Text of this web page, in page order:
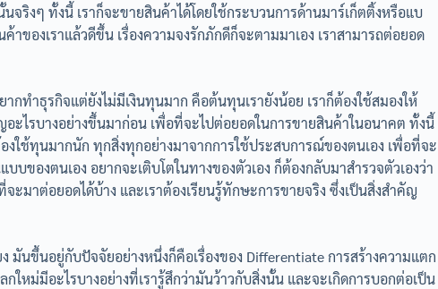
ริงๆ ทั้งนี้ เราก็จะขายสินค้าได้โดยใช้กระบวนการด้านมาร์เก็ตติ้งหรือแบ
าของเราแล้วดีขึ้น เรื่องความจงรักภักดีก็จะตามมาเอง เราสามารถต่อยอด
ทำธุรกิจแต่ยังไม่มีเงินทุนมาก คือต้นทุนเรายังน้อย เราก็ต้องใช้สมองให้
อะไรบางอย่างขึ้นมาก่อน เพื่อที่จะไปต่อยอดในการขายสินค้าในอนาคต ทั้งนี้
ใช้ทุนมากนัก ทุกสิ่งทุกอย่างมาจากการใช้ประสบการณ์ของตนเอง เพื่อที่จะ
บของตนเอง อยากจะเติบโตในทางของตัวเอง ก็ต้องกลับมาสำรวจตัวเองว่า
ะมาต่อยอดได้บ้าง และเราต้องเรียนรู้ทักษะการขายจริง ซึ่งเป็นสิ่งสำคัญ
มันขึ้นอยู่กับปัจจัยอย่างหนึ่งก็คือเรื่องของ Differentiate การสร้างความแตก
หม่มีอะไรบางอย่างที่เรารู้สึกว่ามันว้าวกับสิ่งนั้น และจะเกิดการบอกต่อเป็น